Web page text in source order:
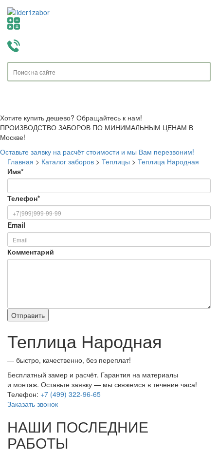
Хотите купить дешево? Обращайтесь к нам!
ПРОИЗВОДСТВО ЗАБОРОВ ПО МИНИМАЛЬНЫМ ЦЕНАМ В
Москве!
Оставьте заявку на расчёт стоимости и мы Вам перезвоним!
Главная > Каталог заборов > Теплицы > Теплица Народная
Имя*
Телефон*
Email
Комментарий
Теплица Народная
— быстро, качественно, без переплат!
Бесплатный замер и расчёт. Гарантия на материалы
и монтаж. Оставьте заявку — мы свяжемся в течение часа!
Телефон: +7 (499) 322-96-65
Заказать звонок
НАШИ ПОСЛЕДНИЕ
РАБОТЫ